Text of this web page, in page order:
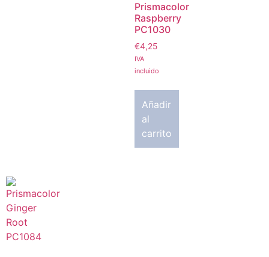
Prismacolor
Raspberry
PC1030
€4,25
IVA
incluido
Añadir
al
carrito